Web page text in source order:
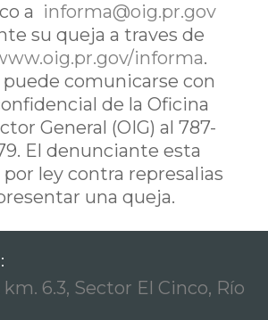
a informa@oig.pr.gov
su queja a traves de
informa.
comunicarse con
de la Oficina
General (OIG) al 787-
El denunciante esta
ley contra represalias
una queja.
6.3, Sector El Cinco, Río